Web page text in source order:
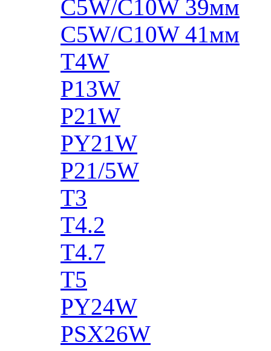
C5W/C10W 39мм
C5W/C10W 41мм
T4W
P13W
P21W
PY21W
P21/5W
T3
T4.2
T4.7
T5
PY24W
PSX26W